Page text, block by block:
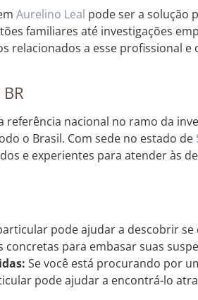
Aurelino Leal pode ser a solução
familiares até investigações
relacionados a esse profissional e
referência nacional no ramo da
o Brasil. Com sede no estado de
e experientes para atender às
pode ajudar a descobrir se
para embasar suas
Se você está procurando por
pode ajudar a encontrá-lo